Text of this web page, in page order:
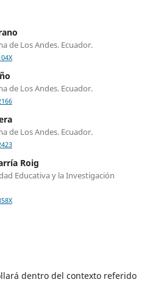
de Los Andes. Ecuador.
de Los Andes. Ecuador.
de Los Andes. Ecuador.
Roig
Educativa y la Investigación
dentro del contexto referido